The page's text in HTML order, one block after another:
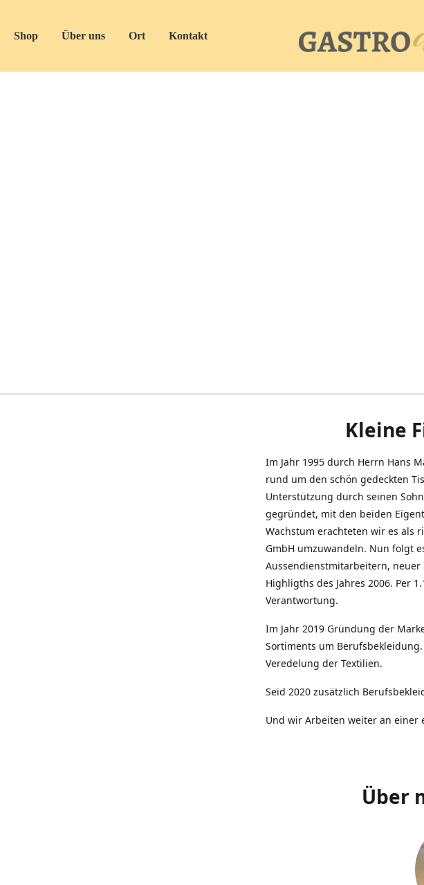
Shop Über uns Ort Kontakt
Kleine
Im Jahr 1995 durch Herrn Hans
rund um den schön gedeckten
Unterstützung durch seinen
gegründet, mit den beiden
Wachstum erachteten wir es als
GmbH umzuwandeln. Nun folgt
Aussendienstmitarbeitern,
Highligths des Jahres 2006. Per
Verantwortung.
Im Jahr 2019 Gründung der
Sortiments um
Veredelung der Textilien.
Seid 2020 zusätzlich
Und wir Arbeiten weiter an einer
Über